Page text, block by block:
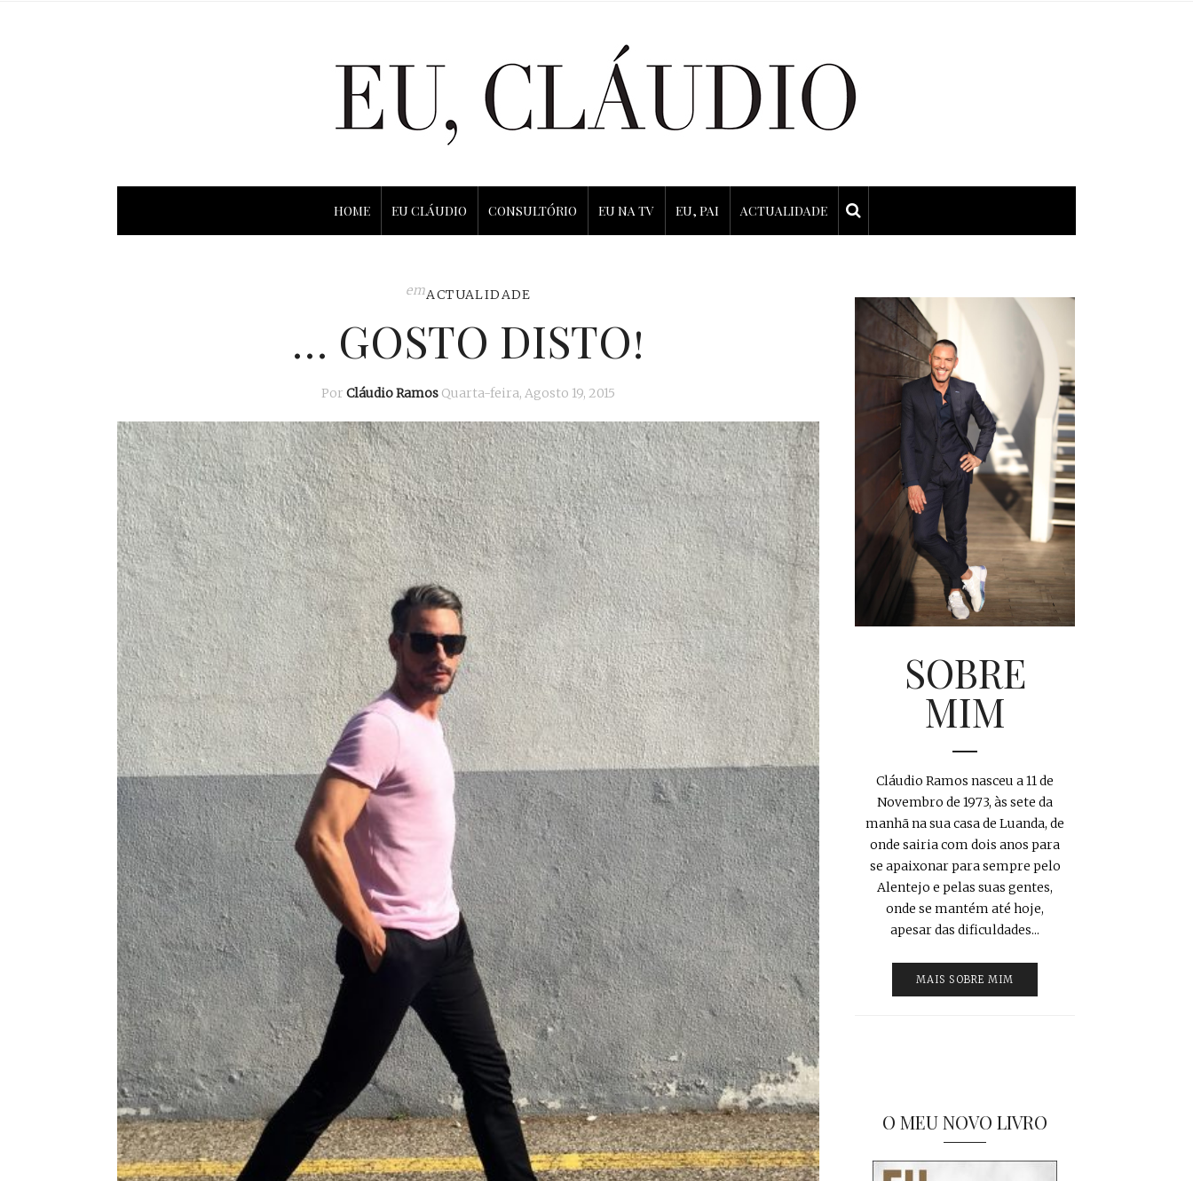
HOME EU CLÁUDIO CONSULTÓRIO EU NA TV EU, PAI ACTUALIDADE
emACTUALIDADE
… GOSTO DISTO!
PorCláudio Ramos Quarta-feira, Agosto 19, 2015
SOBRE
MIM
Cláudio Ramos nasceu a 11 de
Novembro de 1973, às sete da
manhã na sua casa de Luanda, de
onde sairia com dois anos para
se apaixonar para sempre pelo
Alentejo e pelas suas gentes,
onde se mantém até hoje,
apesar das dificuldades...
MAIS SOBRE MIM
O MEU NOVO LIVRO